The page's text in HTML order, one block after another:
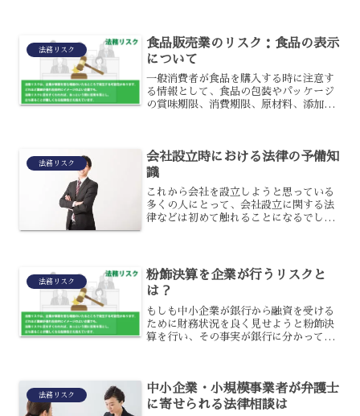
員も取締役会に参加します...
法務リスク
食品販売業のリスク：食品の表示
について
一般消費者が食品を購入する時に注意す
る情報として、食品の包装やパッケージ
の賞味期限、消費期限、原材料、添加
規定をまとめた「食品表示法...
法務リスク
会社設立時における法律の予備知
識
これから会社を設立しようと思っている
多くの人にとって、会社設立に関する法
律などは初めて触れることになるでしょ
しておきたい法律の予備知...
法務リスク
粉飾決算を企業が行うリスクと
は？
もしも中小企業が銀行から融資を受ける
ために財務状況を良く見せようと粉飾決
算を行い、その事実が銀行に分かってし
担当の店舗と審査部が話し...
法務リスク
中小企業・小規模事業者が弁護士
に寄せられる法律相談は